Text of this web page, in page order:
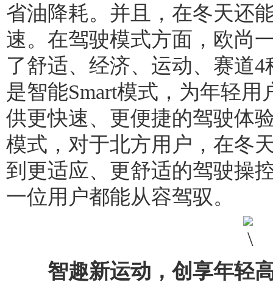
省油降耗。并且，在冬天还
速。在驾驶模式方面，欧尚
了舒适、经济、运动、赛道
是智能Smart模式，为年轻
供更快速、更便捷的驾驶体
模式，对于北方用户，在冬
到更适应、更舒适的驾驶操
一位用户都能从容驾驭。
智趣新运动，创享年轻